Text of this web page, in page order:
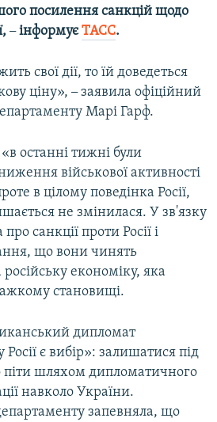
КРИМУ
посилення санкцій щодо
–інформуєТАСС.
свої дії, то їй доведеться
ціну», –заявила офіційний
Марі Гарф.
останні тижні були
військової активності
в цілому поведінка Росії,
не змінилася. У зв'язку
санкції проти Росії і
що вони чинять
економіку, яка
становищі.
дипломат
є вибір»: залишатися під
піти шляхом дипломатичного
навколо України.
запевняла, що